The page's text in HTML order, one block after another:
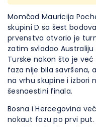
Momčad Mauricija
skupini D sa šest
prvenstva otvorio je
zatim svladao
Turske nakon što je
faza nije bila savršena,
na vrhu skupine i izbori
šesnaestini finala.
Bosna i Hercegovina
nokaut fazu po prvi put.